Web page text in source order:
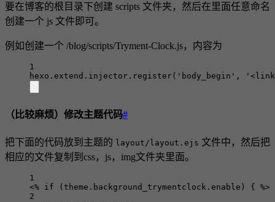
要在博客的根目录下创建 scripts 文件夹，然后在里面任意命名
创建一个 js 文件即可。
例如创建一个 /blog/scripts/Tryment-Clock.js，内容为
1
hexo.extend.injector. register( 'body_begin' , '<link
（比较麻烦）修改主题代码#
把下面的代码放到主题的 layout/layout.ejs 文件中，然后把
相应的文件复制到css，js，img文件夹里面。
1
<% if (theme.background_trymentclock.enable) { %>
2